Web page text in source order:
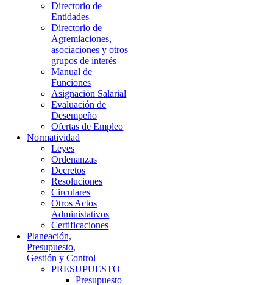
Directorio de
Entidades
Directorio de
Agremiaciones,
asociaciones y otros
grupos de interés
Manual de
Funciones
Asignación Salarial
Evaluación de
Desempeño
Ofertas de Empleo
Normatividad
Leyes
Ordenanzas
Decretos
Resoluciones
Circulares
Otros Actos
Administativos
Certificaciones
Planeación,
Presupuesto,
Gestión y Control
PRESUPUESTO
Presupuesto